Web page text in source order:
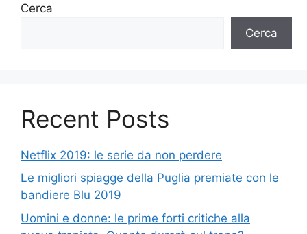
Cerca
Cerca
Recent Posts
Netflix 2019: le serie da non perdere
Le migliori spiagge della Puglia premiate con le
bandiere Blu 2019
Uomini e donne: le prime forti critiche alla